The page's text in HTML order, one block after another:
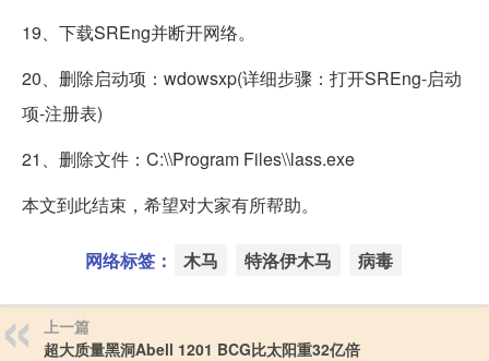
19、下载SREng并断开网络。
20、删除启动项：wdowsxp(详细步骤：打开SREng-启动
项-注册表)
21、删除文件：C:\\Program Files\\lass.exe
本文到此结束，希望对大家有所帮助。
网络标签： 木马 特洛伊木马 病毒
上一篇
超大质量黑洞Abell 1201 BCG比太阳重32亿倍